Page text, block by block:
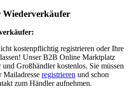
kostenpflichtig registrieren oder Ihre
Unser B2B Online Marktplatz
Großhändler kostenlos. Sie müssen
Mailadresse registrieren und schon
zum Händler aufnehmen.